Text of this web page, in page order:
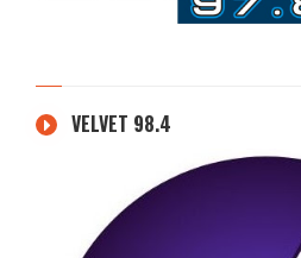
VELVET 98.4